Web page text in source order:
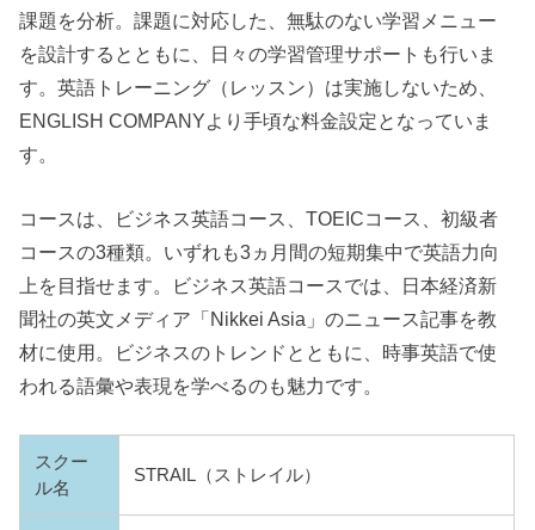
課題を分析。課題に対応した、無駄のない学習メニュー
を設計するとともに、日々の学習管理サポートも行いま
す。英語トレーニング（レッスン）は実施しないため、
ENGLISH COMPANYより手頃な料金設定となっていま
す。
コースは、ビジネス英語コース、TOEICコース、初級者
コースの3種類。いずれも3ヵ月間の短期集中で英語力向
上を目指せます。ビジネス英語コースでは、日本経済新
聞社の英文メディア「Nikkei Asia」のニュース記事を教
材に使用。ビジネスのトレンドとともに、時事英語で使
われる語彙や表現を学べるのも魅力です。
スクー
ル名
STRAIL（ストレイル）